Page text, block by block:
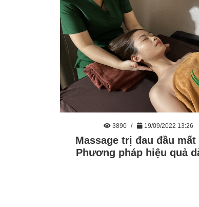
3890 19/09/2022 13:26
Massage trị đau đầu mất
Phương pháp hiệu quả